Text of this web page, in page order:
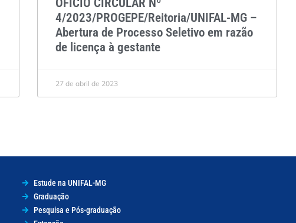
4/2023/PROGEPE/Reitoria/UNIFAL-MG –
Abertura de Processo Seletivo em razão
de licença à gestante
27 de abril de 2023
Estude na UNIFAL-MG
Graduação
Pesquisa e Pós-graduação